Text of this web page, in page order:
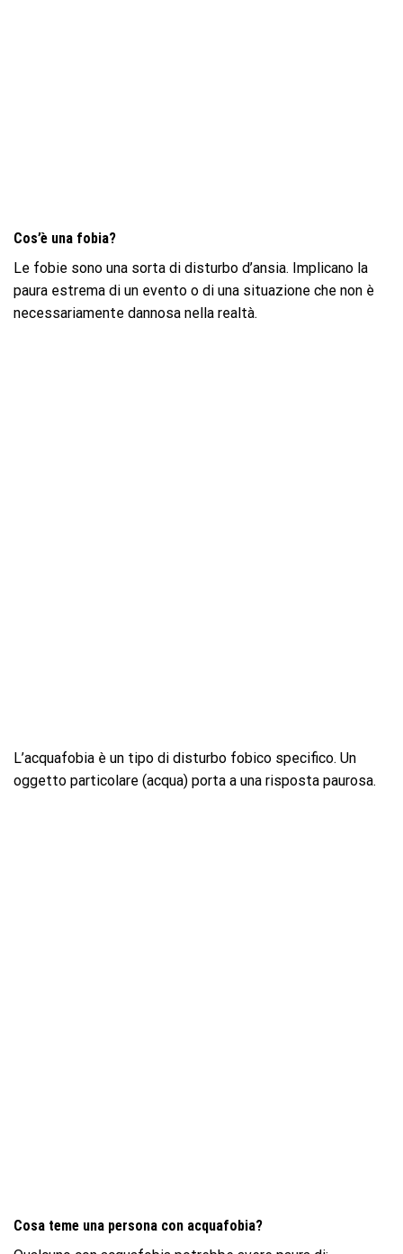
Cos’è una fobia?
Le fobie sono una sorta di disturbo d’ansia. Implicano la
paura estrema di un evento o di una situazione che non è
necessariamente dannosa nella realtà.
L’acquafobia è un tipo di disturbo fobico specifico. Un
oggetto particolare (acqua) porta a una risposta paurosa.
Cosa teme una persona con acquafobia?